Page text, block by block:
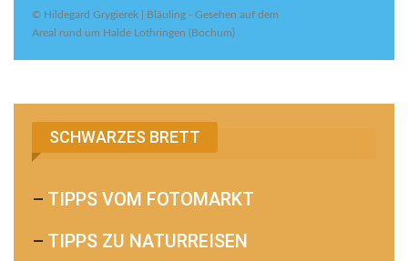
© Hildegard Grygierek | Bläuling - Gesehen auf dem
Areal rund um Halde Lothringen (Bochum)
SCHWARZES BRETT
– TIPPS VOM FOTOMARKT
– TIPPS ZU NATURREISEN